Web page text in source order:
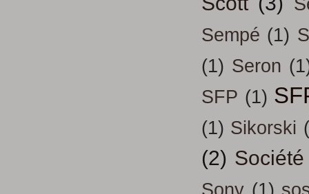
Sempé (1)
(1) Seron
SFP (1)
(1) Sikorski
(2) Société